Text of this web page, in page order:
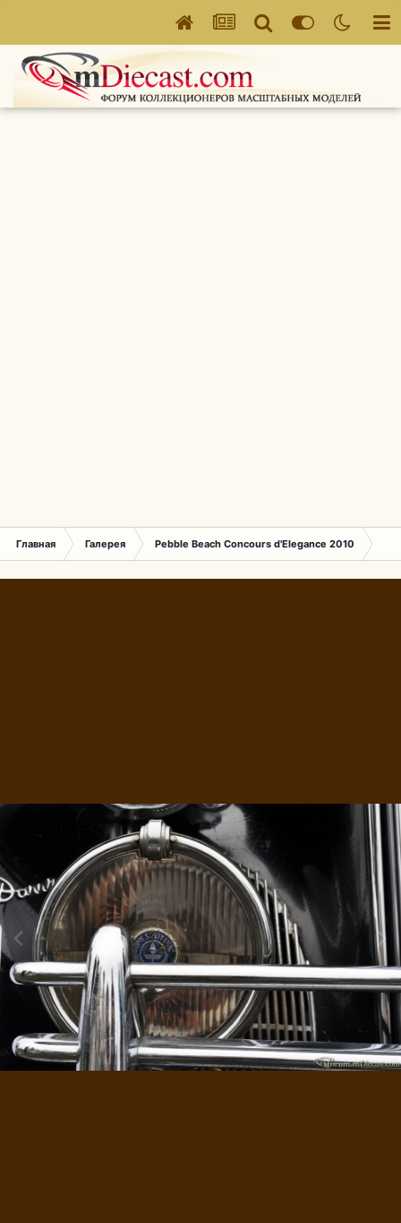
Главная Галерея Pebble Beach Concours d'Elegance 2010